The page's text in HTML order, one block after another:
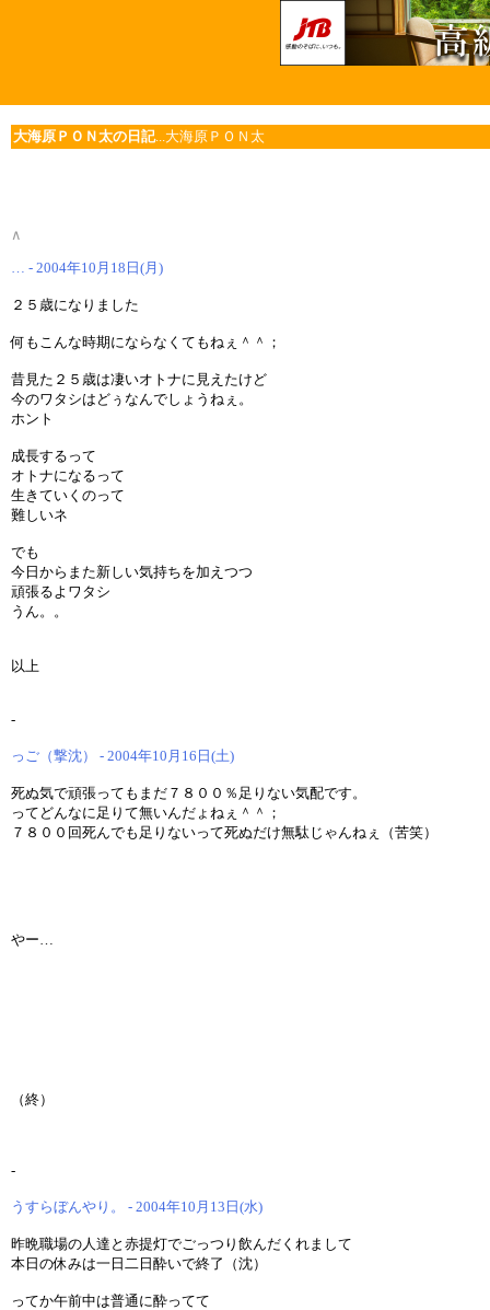
大海原ＰＯＮ太の日記...大海原ＰＯＮ太
∧
… - 2004年10月18日(月)
２５歳になりました
何もこんな時期にならなくてもねぇ＾＾；
昔見た２５歳は凄いオトナに見えたけど
今のワタシはどぅなんでしょうねぇ。
ホント
成長するって
オトナになるって
生きていくのって
難しいネ
でも
今日からまた新しい気持ちを加えつつ
頑張るよワタシ
うん。。
以上
-
っご（撃沈） - 2004年10月16日(土)
死ぬ気で頑張ってもまだ７８００％足りない気配です。
ってどんなに足りて無いんだょねぇ＾＾；
７８００回死んでも足りないって死ぬだけ無駄じゃんねぇ（苦笑）
やー…
（終）
-
うすらぼんやり。 - 2004年10月13日(水)
昨晩職場の人達と赤提灯でごっつり飲んだくれまして
本日の休みは一日二日酔いで終了（沈）
ってか午前中は普通に酔ってて